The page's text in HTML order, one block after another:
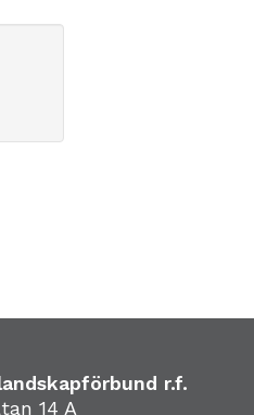
r.f.
14 A